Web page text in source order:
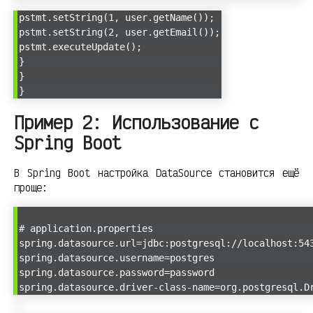
pstmt.setString(1, user.getName());
pstmt.setString(2, user.getEmail());
pstmt.executeUpdate();
}
}
}
Пример 2: Использование с
Spring Boot
В Spring Boot настройка DataSource становится ещё
проще:
# application.properties
spring.datasource.url=jdbc:postgresql://
spring.datasource.username=postgres
spring.datasource.password=password
spring.datasource.driver-class-